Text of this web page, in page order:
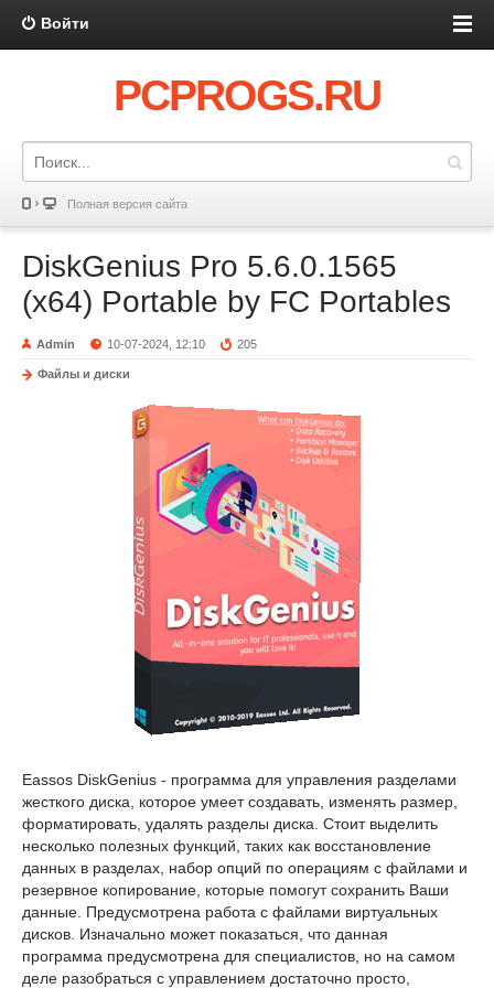
Войти
PCPROGS.RU
Полная версия сайта
DiskGenius Pro 5.6.0.1565
(x64) Portable by FC Portables
Admin 10-07-2024, 12:10 205
Файлы и диски
Eassos DiskGenius - программа для управления разделами
жесткого диска, которое умеет создавать, изменять размер,
форматировать, удалять разделы диска. Стоит выделить
несколько полезных функций, таких как восстановление
данных в разделах, набор опций по операциям с файлами и
резервное копирование, которые помогут сохранить Ваши
данные. Предусмотрена работа с файлами виртуальных
дисков. Изначально может показаться, что данная
программа предусмотрена для специалистов, но на самом
деле разобраться с управлением достаточно просто,